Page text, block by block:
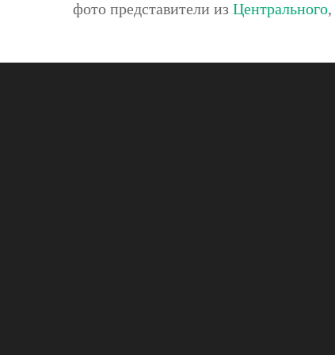
фото представители из Центрального,